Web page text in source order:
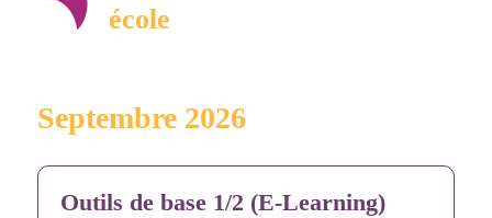
école
Septembre 2026
Outils de base 1/2 (E-Learning)